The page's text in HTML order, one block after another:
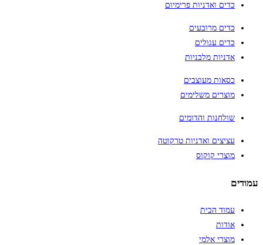
כדים ואדניות פרימיום
כדים מרובעים
כדים עגולים
אדניות מלבניות
כסאות מעוצבים
מוצרים משלימים
שולחנות והדומים
עציצים ואדניות טרקוטה
מוצרי קוקוס
עמודים
עמוד הבית
אודות
מוצרי אלמי